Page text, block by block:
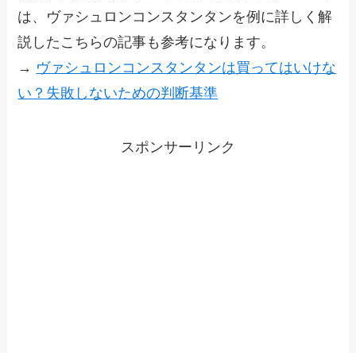
は、ヴァシュロンコンスタンタンを例に詳しく解
説したこちらの記事も参考になります。
→ ヴァシュロンコンスタンタンは買ってはいけな
い？失敗しないための判断基準
スポンサーリンク